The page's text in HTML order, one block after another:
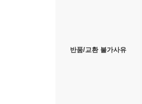
반품/교환 불가사유